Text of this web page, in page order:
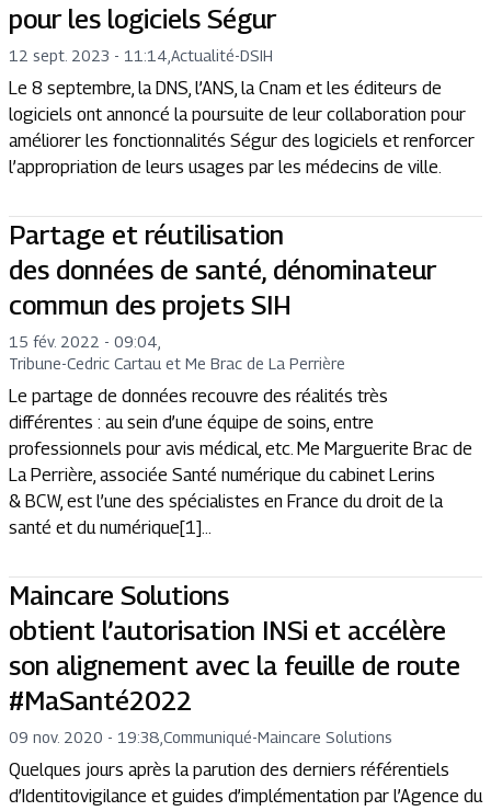
pour les logiciels Ségur
12 sept. 2023 - 11:14 Actualité-DSIH
Le 8 septembre, la DNS, l’ANS, la Cnam et les éditeurs de
logiciels ont annoncé la poursuite de leur collaboration pour
améliorer les fonctionnalités Ségur des logiciels et renforcer
l’appropriation de leurs usages par les médecins de ville.
Partage et réutilisation
des données de santé, dénominateur
commun des projets SIH
15 fév. 2022 - 09:04
Tribune-Cedric Cartau et Me Brac de La Perrière
Le partage de données recouvre des réalités très
différentes : au sein d’une équipe de soins, entre
professionnels pour avis médical, etc. Me Marguerite Brac de
La Perrière, associée Santé numérique du cabinet Lerins
& BCW, est l’une des spécialistes en France du droit de la
santé et du numérique[1]...
Maincare Solutions
obtient l’autorisation INSi et accélère
son alignement avec la feuille de route
#MaSanté2022
09 nov. 2020 - 19:38 Communiqué-Maincare Solutions
Quelques jours après la parution des derniers référentiels
d’Identitovigilance et guides d’implémentation par l’Agence du